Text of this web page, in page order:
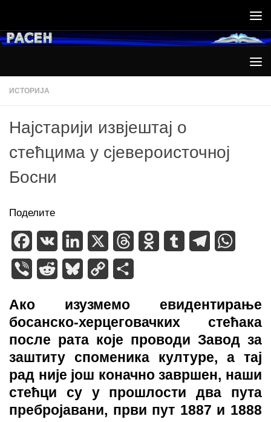
ИСТОРИЈА
Најстарији извјештај о
стећцима у сјевероисточној
Босни
Поделите
Facebook
VK LinkedIn ThreadsOdnoklassniki
Tumblr Telegram
Viber Reddit BlueskyCopy
Ако изузмемо евидентирање
босанско-херцеговачких стећака
после рата које проводи Завод за
заштиту споменика културе, а тај
рад није још коначно завршен, наши
стећци су у прошлости два пута
пребројавани, први пут 1887 и 1888